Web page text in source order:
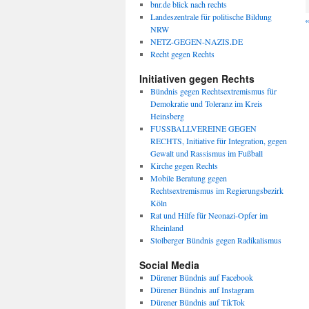
bnr.de blick nach rechts
Landeszentrale für politische Bildung
NRW
NETZ-GEGEN-NAZIS.DE
Recht gegen Rechts
Initiativen gegen Rechts
Bündnis gegen Rechtsextremismus für
Demokratie und Toleranz im Kreis
Heinsberg
FUSSBALLVEREINE GEGEN
RECHTS, Initiative für Integration, gegen
Gewalt und Rassismus im Fußball
Kirche gegen Rechts
Mobile Beratung gegen
Rechtsextremismus im Regierungsbezirk
Köln
Rat und Hilfe für Neonazi-Opfer im
Rheinland
Stolberger Bündnis gegen Radikalismus
Social Media
Dürener Bündnis auf Facebook
Dürener Bündnis auf Instagram
Dürener Bündnis auf TikTok